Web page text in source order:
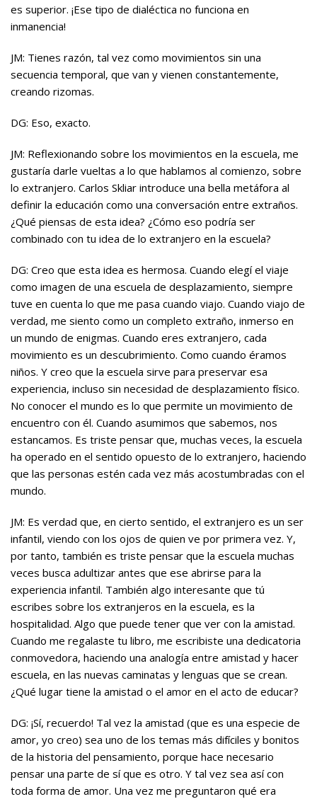
es superior. ¡Ese tipo de dialéctica no funciona en
inmanencia!
JM: Tienes razón, tal vez como movimientos sin una
secuencia temporal, que van y vienen constantemente,
creando rizomas.
DG: Eso, exacto.
JM: Reflexionando sobre los movimientos en la escuela, me
gustaría darle vueltas a lo que hablamos al comienzo, sobre
lo extranjero. Carlos Skliar introduce una bella metáfora al
definir la educación como una conversación entre extraños.
¿Qué piensas de esta idea? ¿Cómo eso podría ser
combinado con tu idea de lo extranjero en la escuela?
DG: Creo que esta idea es hermosa. Cuando elegí el viaje
como imagen de una escuela de desplazamiento, siempre
tuve en cuenta lo que me pasa cuando viajo. Cuando viajo de
verdad, me siento como un completo extraño, inmerso en
un mundo de enigmas. Cuando eres extranjero, cada
movimiento es un descubrimiento. Como cuando éramos
niños. Y creo que la escuela sirve para preservar esa
experiencia, incluso sin necesidad de desplazamiento físico.
No conocer el mundo es lo que permite un movimiento de
encuentro con él. Cuando asumimos que sabemos, nos
estancamos. Es triste pensar que, muchas veces, la escuela
ha operado en el sentido opuesto de lo extranjero, haciendo
que las personas estén cada vez más acostumbradas con el
mundo.
JM: Es verdad que, en cierto sentido, el extranjero es un ser
infantil, viendo con los ojos de quien ve por primera vez. Y,
por tanto, también es triste pensar que la escuela muchas
veces busca adultizar antes que ese abrirse para la
experiencia infantil. También algo interesante que tú
escribes sobre los extranjeros en la escuela, es la
hospitalidad. Algo que puede tener que ver con la amistad.
Cuando me regalaste tu libro, me escribiste una dedicatoria
conmovedora, haciendo una analogía entre amistad y hacer
escuela, en las nuevas caminatas y lenguas que se crean.
¿Qué lugar tiene la amistad o el amor en el acto de educar?
DG: ¡Sí, recuerdo! Tal vez la amistad (que es una especie de
amor, yo creo) sea uno de los temas más difíciles y bonitos
de la historia del pensamiento, porque hace necesario
pensar una parte de sí que es otro. Y tal vez sea así con
toda forma de amor. Una vez me preguntaron qué era